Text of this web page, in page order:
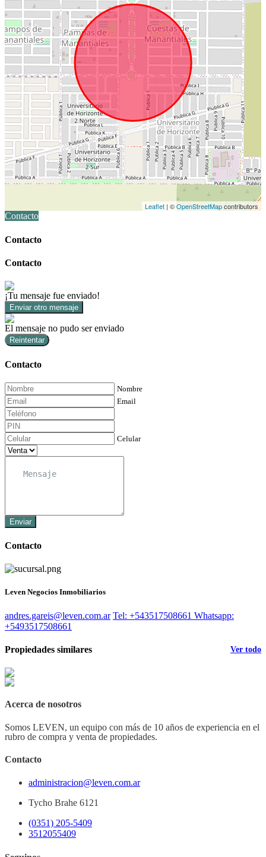
Leaflet | ©OpenStreetMapcontributors
Contacto
Contacto
Contacto
¡Tu mensaje fue enviado!
Enviar otro mensaje
El mensaje no pudo ser enviado
Reintentar
Contacto
Nombre
Email
Celular
Enviar
Contacto
Leven Negocios Inmobiliarios
andres.gareis@leven.com.ar Tel: +543517508661 Whatsapp:
+5493517508661
Propiedades similares Ver todo
Acerca de nosotros
Somos LEVEN, un equipo con más de 10 años de experiencia en el
rubro de compra y venta de propiedades.
Contacto
administracion@leven.com.ar
Tycho Brahe 6121
(0351) 205-5409
3512055409